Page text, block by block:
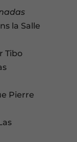
la Salle
Tibo
Pierre